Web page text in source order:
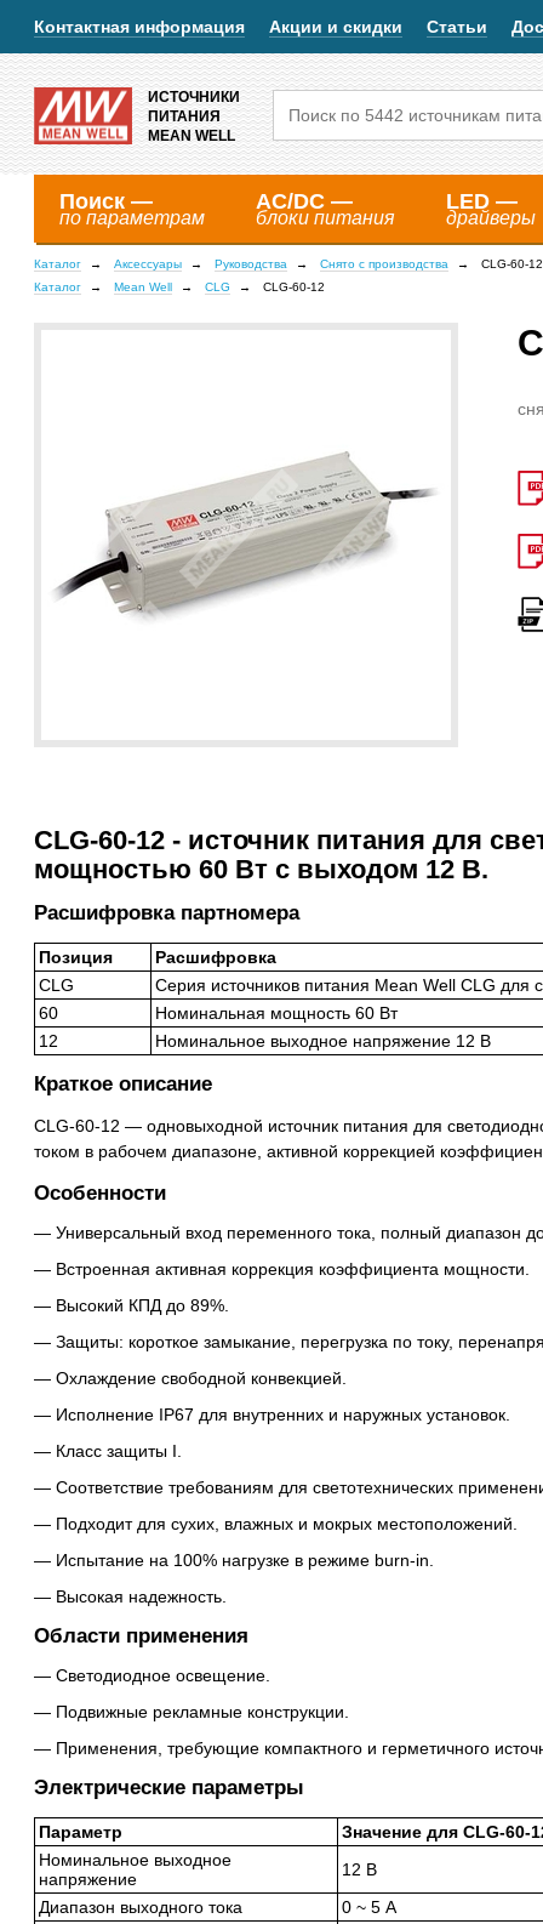
Контактная информация Акции и скидки Статьи
ИСТОЧНИКИ
ПИТАНИЯ
MEAN WELL
Поиск —
по параметрам
AC/DC —
блоки питания
LED —
драйверы
Каталог Аксессуары Руководства Снято с производства
CLG-60-12
Каталог
Mean Well CLG CLG-60-12
CLG-60-12 - источник питания для
мощностью 60 Вт с выходом 12 В.
Расшифровка партномера
Позиция
Расшифровка
CLG
Серия источников питания Mean Well CLG для
60
Номинальная мощность 60 Вт
12
Номинальное выходное напряжение 12 В
Краткое описание
CLG-60-12 — одновыходной источник питания для
током в рабочем диапазоне, активной коррекцией
Особенности
Универсальный вход переменного тока, полный диапазон
Встроенная активная коррекция коэффициента мощности.
Высокий КПД до 89%.
Защиты: короткое замыкание, перегрузка по току,
Охлаждение свободной конвекцией.
Исполнение IP67 для внутренних и наружных установок.
Класс защиты I.
Соответствие требованиям для светотехнических
Подходит для сухих, влажных и мокрых местоположений.
Испытание на 100% нагрузке в режиме burn-in.
Высокая надежность.
Области применения
Светодиодное освещение.
Подвижные рекламные конструкции.
Применения, требующие компактного и герметичного
Электрические параметры
Параметр
Значение для CLG-60-
Номинальное выходное
напряжение
12 В
Диапазон выходного тока
0 ~ 5 А